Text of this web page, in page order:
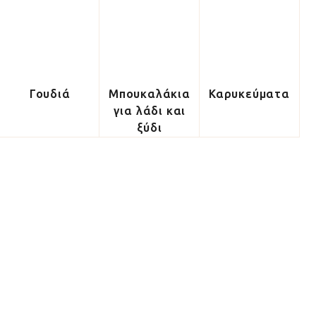
Γουδιά
Μπουκαλάκια
για λάδι και
ξύδι
Καρυκεύματα